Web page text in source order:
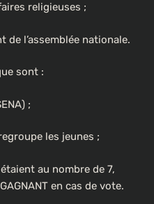
religieuses ;
de l’assemblée nationale.
sont :
;
les jeunes ;
au nombre de 7,
en cas de vote.